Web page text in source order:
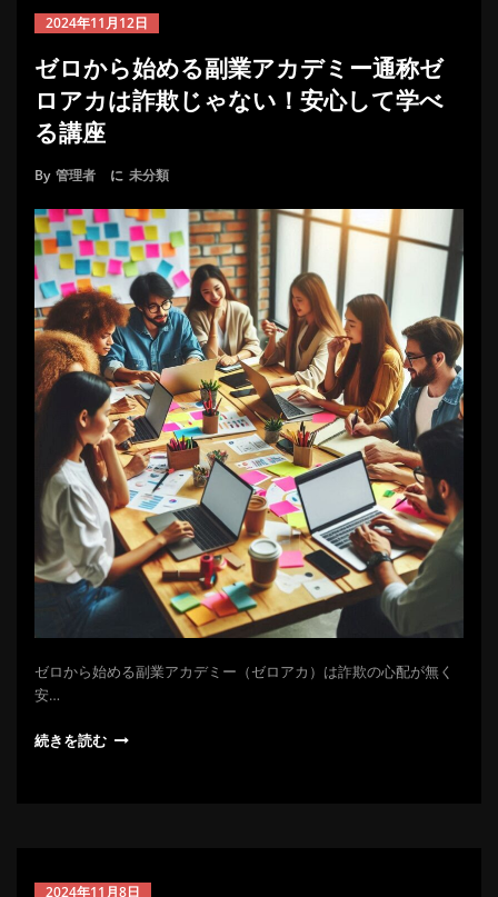
2024年11月12日
ゼロから始める副業アカデミー通称ゼ
ロアカは詐欺じゃない！安心して学べ
る講座
By 管理者 に 未分類
ゼロから始める副業アカデミー（ゼロアカ）は詐欺の心配が無く
安…
続きを読む
2024年11月8日